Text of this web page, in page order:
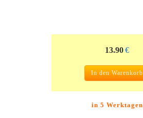
13.90€
In den Warenkorb
in 5 Werktagen